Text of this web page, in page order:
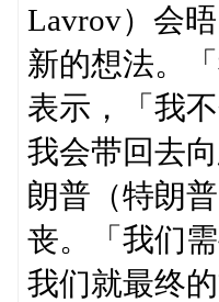
Lavrov）会
新的想法。
表示，「我
我会带回去
朗普（特朗
丧。「我们
我们就最终